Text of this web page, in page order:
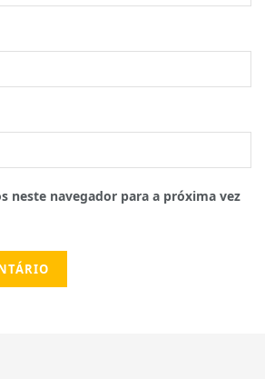
neste navegador para a próxima vez